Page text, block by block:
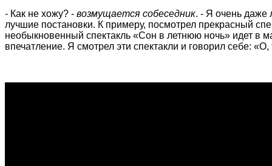
- Как не хожу? - возмущается собеседник. - Я очень даже
лучшие постановки. К примеру, посмотрел прекрасный
необыкновенный спектакль «Сон в летнюю ночь» идет в
впечатление. Я смотрел эти спектакли и говорил себе: